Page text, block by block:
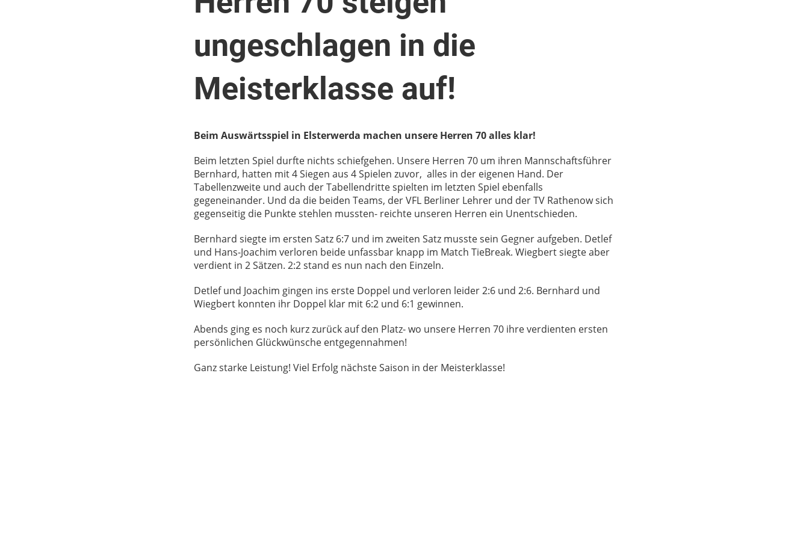
ungeschlagen in die
Meisterklasse auf!
Beim Auswärtsspiel in Elsterwerda machen unsere Herren 70 alles klar!
Beim letzten Spiel durfte nichts schiefgehen. Unsere Herren 70 um ihren Mannschaftsführer
Bernhard, hatten mit 4 Siegen aus 4 Spielen zuvor, alles in der eigenen Hand. Der
Tabellenzweite und auch der Tabellendritte spielten im letzten Spiel ebenfalls
gegeneinander. Und da die beiden Teams, der VFL Berliner Lehrer und der TV Rathenow sich
gegenseitig die Punkte stehlen mussten- reichte unseren Herren ein Unentschieden.
Bernhard siegte im ersten Satz 6:7 und im zweiten Satz musste sein Gegner aufgeben. Detlef
und Hans-Joachim verloren beide unfassbar knapp im Match TieBreak. Wiegbert siegte aber
verdient in 2 Sätzen. 2:2 stand es nun nach den Einzeln.
Detlef und Joachim gingen ins erste Doppel und verloren leider 2:6 und 2:6. Bernhard und
Wiegbert konnten ihr Doppel klar mit 6:2 und 6:1 gewinnen.
Abends ging es noch kurz zurück auf den Platz- wo unsere Herren 70 ihre verdienten ersten
persönlichen Glückwünsche entgegennahmen!
Ganz starke Leistung! Viel Erfolg nächste Saison in der Meisterklasse!